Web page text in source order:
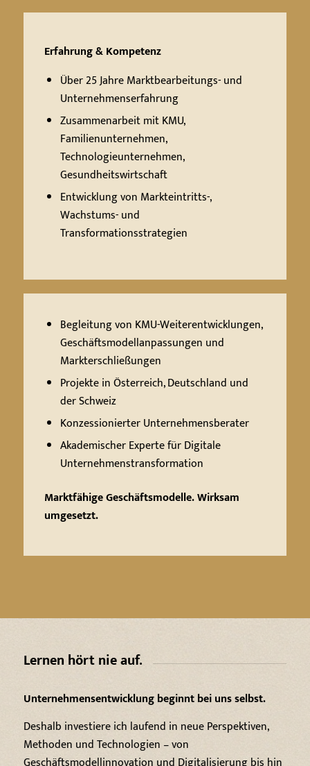
Erfahrung & Kompetenz
Über 25 Jahre Marktbearbeitungs- und
Unternehmenserfahrung
Zusammenarbeit mit KMU,
Familienunternehmen,
Technologieunternehmen,
Gesundheitswirtschaft
Entwicklung von Markteintritts-,
Wachstums- und
Transformationsstrategien
Begleitung von KMU-Weiterentwicklungen,
Geschäftsmodellanpassungen und
Markterschließungen
Projekte in Österreich, Deutschland und
der Schweiz
Konzessionierter Unternehmensberater
Akademischer Experte für Digitale
Unternehmenstransformation
Marktfähige Geschäftsmodelle. Wirksam
umgesetzt.
Lernen hört nie auf.
Unternehmensentwicklung beginnt bei uns selbst.
Deshalb investiere ich laufend in neue Perspektiven,
Methoden und Technologien – von